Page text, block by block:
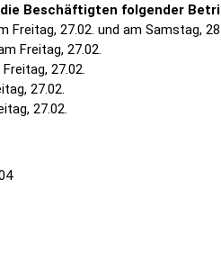
Beschäftigten folgender
Freitag, 27.02. und am Samstag,
Freitag, 27.02.
27.02.
27.02.
27.02.
langsam Einzug und die Natur wacht
investiert 8,4 Millionen Euro in